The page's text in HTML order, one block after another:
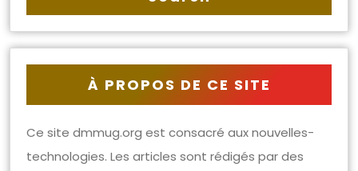
À PROPOS DE CE SITE
Ce site dmmug.org est consacré aux nouvelles-
technologies. Les articles sont rédigés par des